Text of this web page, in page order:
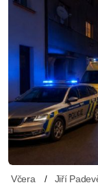
Včera Jiří